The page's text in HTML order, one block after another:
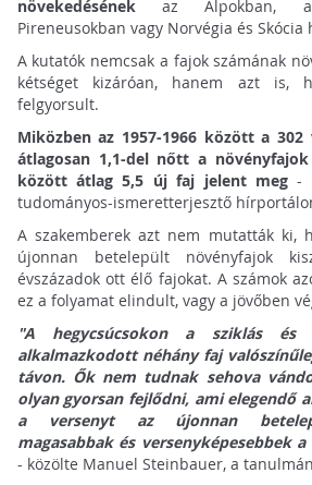
növekedésénekaz Alpokban, a
Pireneusokban vagy Norvégia és Skócia
A kutatók nemcsak a fajok számának
kétséget kizáróan, hanem azt is,
felgyorsult.
Miközben az 1957-1966 között a 302
átlagosan 1,1-del nőtt a növényfajok
között átlag 5,5 új faj jelent meg-
tudományos-ismeretterjesztő
A szakemberek azt nem mutatták ki,
újonnan betelepült növényfajok
évszázadok ott élő fajokat. A számok
ez a folyamat elindult, vagy a jövőben
"A hegycsúcsokon a sziklás és
alkalmazkodott néhány faj
távon. Ők nem tudnak sehova
olyan gyorsan fejlődni, ami elegendő
a versenyt az újonnan
magasabbak és versenyképesebbek
- közölte Manuel Steinbauer, a